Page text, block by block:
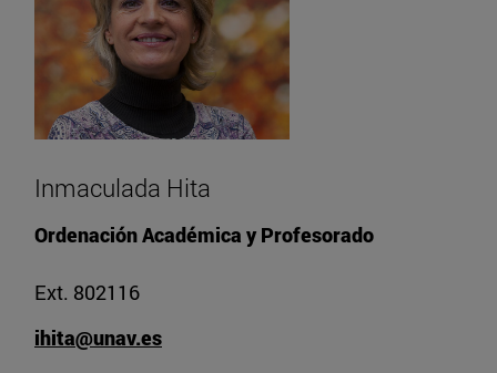
Inmaculada Hita
Ordenación Académica y Profesorado
Ext. 802116
ihita@unav.es